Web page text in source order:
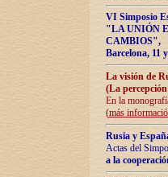
VI Simposio
"LA UNIÓN
CAMBIOS",
Barcelona, 11
La visión de
(La
En la
(más
Rusia y
Actas del
a la